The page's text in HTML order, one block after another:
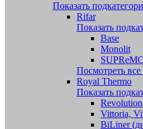
Показать
Rifar
Показать
Base
Monolit
Посмотреть
Royal Thermo
Показать
Vittoria,
BiLiner